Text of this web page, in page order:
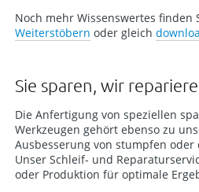
Noch mehr Wissenswertes finden
Weiterstöbern oder gleich
Sie sparen, wir
Die Anfertigung von speziellen
Werkzeugen gehört ebenso zu
Ausbesserung von stumpfen
Unser Schleif- und
oder Produktion für optimale